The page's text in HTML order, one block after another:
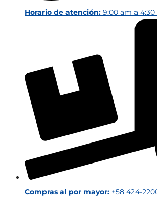
Horario de atención: 9:00 am a
Compras al por mayor: +58 424-